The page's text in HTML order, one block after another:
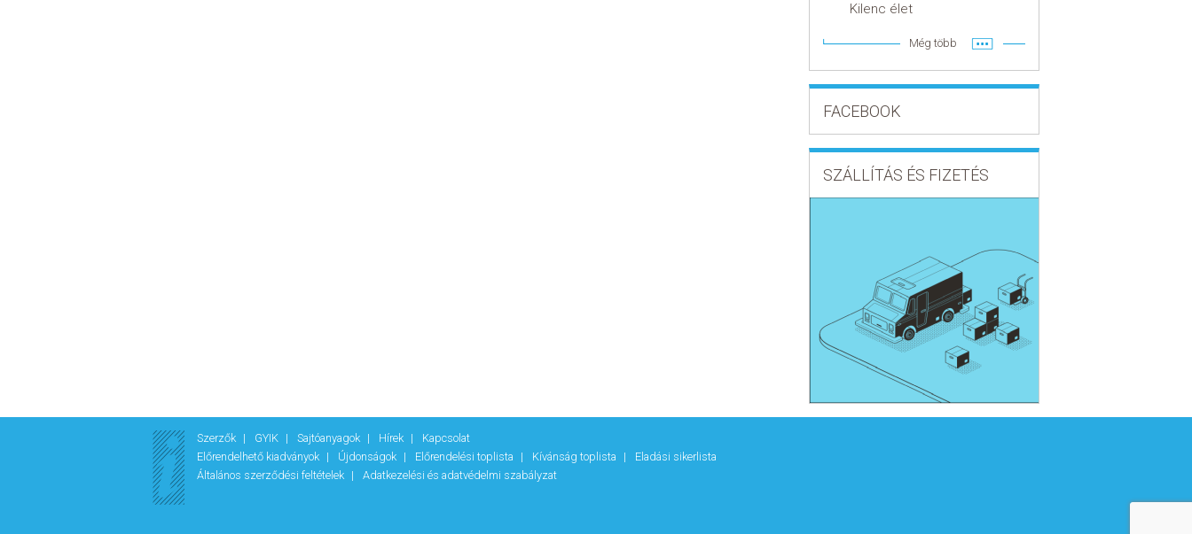
Kilenc élet
Még több
FACEBOOK
SZÁLLÍTÁS ÉS FIZETÉS
Szerzők GYIK Sajtóanyagok Hírek
Kapcsolat
Előrendelhető kiadványok
Újdonságok Előrendelési toplista Kívánság toplista
Eladási sikerlista
Általános szerződési feltételek
Adatkezelési és adatvédelmi szabályzat